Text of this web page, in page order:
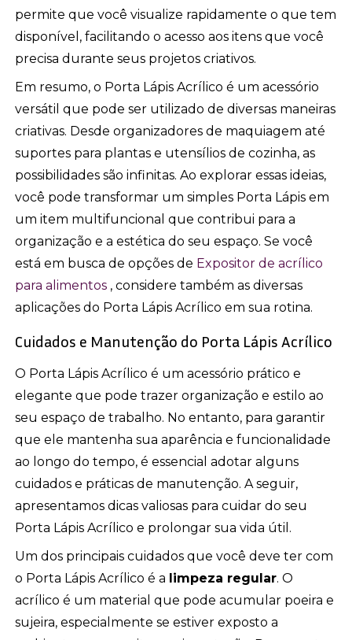
permite que você visualize rapidamente o que tem
disponível, facilitando o acesso aos itens que você
precisa durante seus projetos criativos.
Em resumo, o Porta Lápis Acrílico é um acessório
versátil que pode ser utilizado de diversas maneiras
criativas. Desde organizadores de maquiagem até
suportes para plantas e utensílios de cozinha, as
possibilidades são infinitas. Ao explorar essas ideias,
você pode transformar um simples Porta Lápis em
um item multifuncional que contribui para a
organização e a estética do seu espaço. Se você
está em busca de opções de Expositor de acrílico
para alimentos , considere também as diversas
aplicações do Porta Lápis Acrílico em sua rotina.
Cuidados e Manutenção do Porta Lápis Acrílico
O Porta Lápis Acrílico é um acessório prático e
elegante que pode trazer organização e estilo ao
seu espaço de trabalho. No entanto, para garantir
que ele mantenha sua aparência e funcionalidade
ao longo do tempo, é essencial adotar alguns
cuidados e práticas de manutenção. A seguir,
apresentamos dicas valiosas para cuidar do seu
Porta Lápis Acrílico e prolongar sua vida útil.
Um dos principais cuidados que você deve ter com
o Porta Lápis Acrílico é a limpeza regular. O
acrílico é um material que pode acumular poeira e
sujeira, especialmente se estiver exposto a